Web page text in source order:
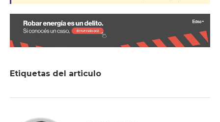
Etiquetas del articulo